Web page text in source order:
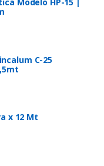
Modelo HP-15 |
C-25
x 12 Mt